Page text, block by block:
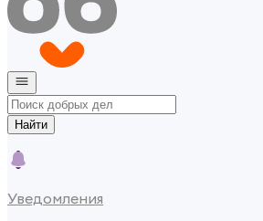
Найти
Уведомления